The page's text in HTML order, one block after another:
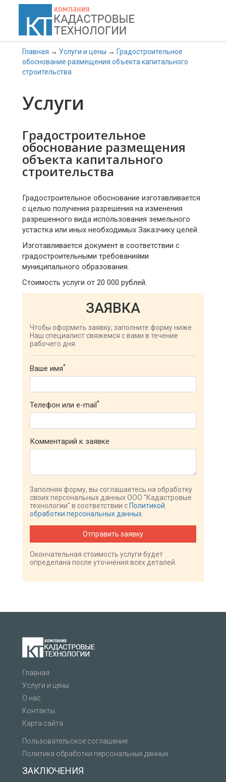
Кадастровые технологии
Главная → Услуги и цены → Градостроительное
обоснование размещения объекта капитального
строительства
Услуги
Градостроительное
обоснование размещения
объекта капитального
строительства
Градостроительное обоснование изготавливается
с целью получения разрешения на изменения
разрешенного вида использования земельного
устастка или иных необходимых Заказчику целей.
Изготавливается документ в соответствии с
градостроительными требованиями
муниципального образования.
Стоимость услуги от 20 000 рублей.
ЗАЯВКА
Чтобы оформить заявку, заполните форму ниже.
Наш специалист свяжемся с вами в течение
рабочего дня.
Ваше имя*
Телефон или e-mail*
Комментарий к заявке
Заполняя форму, вы соглашаетесь на обработку
своих персональных данных ООО "Кадастровые
технологии" в соответствии с Политикой
обработки персональных данных
Отправить заявку
Окончательная стоимость услуги будет
определана после уточнения всех деталей.
Главная
Услуги и цены
О нас
Контакты
Карта сайта
Пользовательское соглашение
Политика обработки персональных данных
ЗАКЛЮЧЕНИЯ